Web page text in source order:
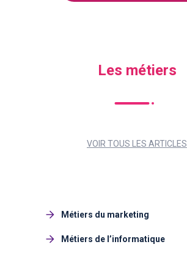
Les métiers
VOIR TOUS LES ARTICLES
Métiers du marketing
Métiers de l’informatique